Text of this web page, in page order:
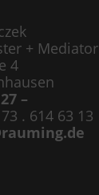
+ Mediator
4
–
. 614 63 13